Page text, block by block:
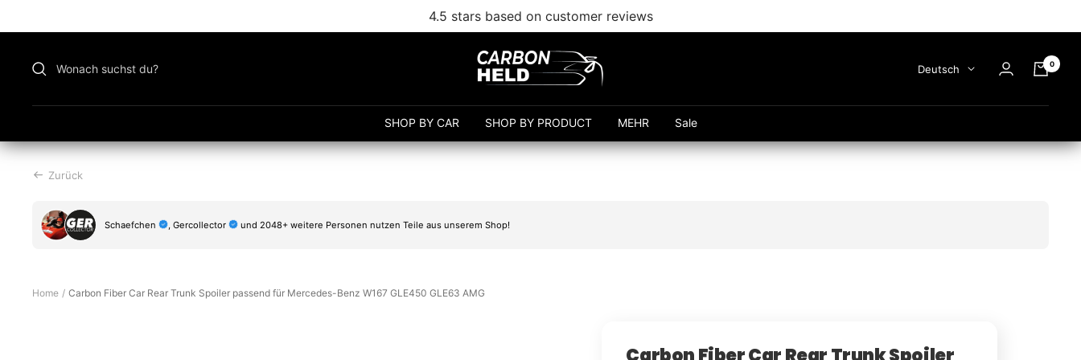
Free shipping from 99€
Carbonheld
Sprache
Deutsch 0
SHOP BY CAR SHOP BY PRODUCT MEHR Sale
Zurück
Schaefchen , Gercollector und 2048+ weitere Personen nutzen Teile aus unserem Shop!
Home Carbon Fiber Car Rear Trunk Spoiler passend für Mercedes-Benz W167 GLE450 GLE63 AMG